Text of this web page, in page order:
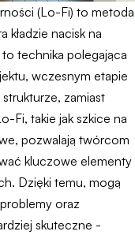
(Lo-Fi) to metoda
nacisk na
technika polegająca
wczesnym etapie
zamiast
Fi, takie jak szkice na
pozwalają twórcom
kluczowe elementy
Dzięki temu, mogą
oraz
skuteczne -